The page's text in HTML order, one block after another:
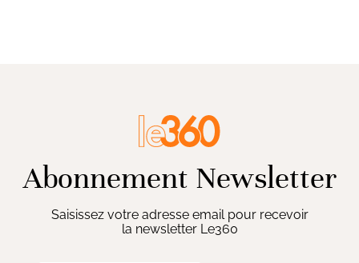
Abonnement Newsletter
Saisissez votre adresse email pour recevoir
la newsletter Le360